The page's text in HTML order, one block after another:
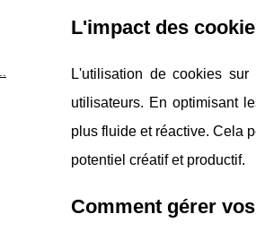
L'impact des
L'utilisation de cookies
utilisateurs. En optimisant
plus fluide et réactive. Cela
potentiel créatif et productif.
Comment gérer